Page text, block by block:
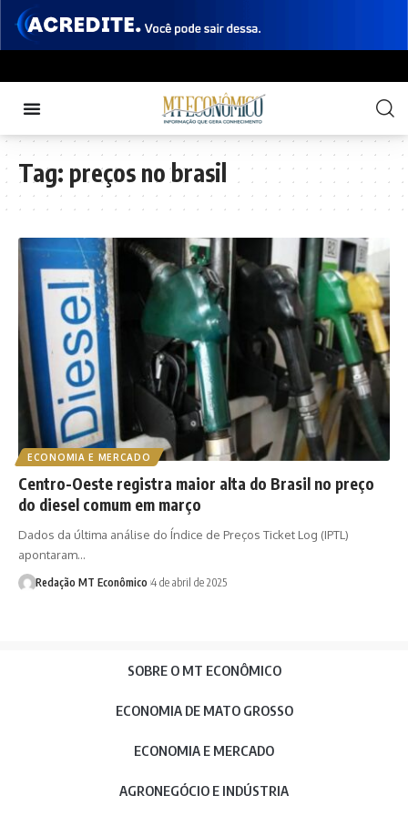
Tag: preços no brasil
ECONOMIA E MERCADO
Centro-Oeste registra maior alta do Brasil no preço
do diesel comum em março
Dados da última análise do Índice de Preços Ticket Log (IPTL)
apontaram…
Redação MT Econômico 4 de abril de 2025
SOBRE O MT ECONÔMICO
ECONOMIA DE MATO GROSSO
ECONOMIA E MERCADO
AGRONEGÓCIO E INDÚSTRIA